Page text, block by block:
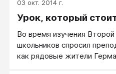
рождения или на
том, чтобы у всех
03 окт. 2014 г.
Урок, который
Во время изучения
школьников спросил
как рядовые жители